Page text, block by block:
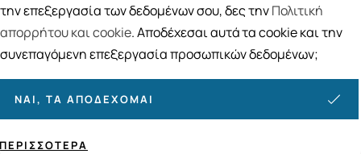
Ταξινόμηση Προβολή
την επεξεργασία των δεδομένων σου, δες τηνΠολιτική
απορρήτου και cookie. Αποδέχεσαι αυτά τα cookie και την
συνεπαγόμενη επεξεργασία προσωπικών δεδομένων;
ΝΑΙ, ΤΑ ΑΠΟΔΈΧΟΜΑΙ
ΠΕΡΙΣΣΌΤΕΡΑ